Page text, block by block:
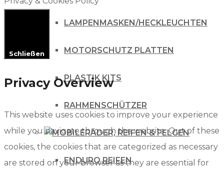
LAMPENMASKEN/HECKLEUCHTEN
MOTORSCHUTZ PLATTEN
PLASTIK KITS
RAHMENSCHÜTZER
RÄDER, REIFEN & FELGEN
ENDURO REIFEN
Schließen
Privacy Overview
This website uses cookies to improve your experience
while you navigate through the website. Out of these
cookies, the cookies that are categorized as necessary
are stored on your browser as they are essential for